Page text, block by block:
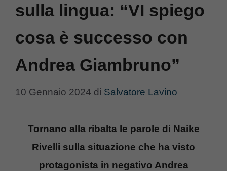
sulla lingua: “VI spiego
cosa è successo con
Andrea Giambruno”
10 Gennaio 2024 di Salvatore Lavino
Tornano alla ribalta le parole di Naike
Rivelli sulla situazione che ha visto
protagonista in negativo Andrea